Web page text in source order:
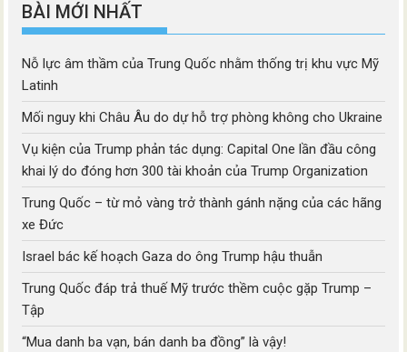
BÀI MỚI NHẤT
Nỗ lực âm thầm của Trung Quốc nhằm thống trị khu vực Mỹ
Latinh
Mối nguy khi Châu Âu do dự hỗ trợ phòng không cho Ukraine
Vụ kiện của Trump phản tác dụng: Capital One lần đầu công
khai lý do đóng hơn 300 tài khoản của Trump Organization
Trung Quốc – từ mỏ vàng trở thành gánh nặng của các hãng
xe Đức
Israel bác kế hoạch Gaza do ông Trump hậu thuẫn
Trung Quốc đáp trả thuế Mỹ trước thềm cuộc gặp Trump –
Tập
“Mua danh ba vạn, bán danh ba đồng” là vậy!